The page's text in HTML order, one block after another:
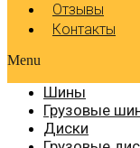
Отзывы
Контакты
Menu
Шины
Грузовые
Диски